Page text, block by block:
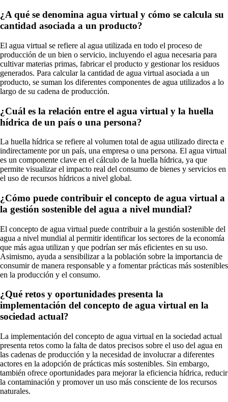
¿A qué se denomina agua virtual y cómo se calcula su
cantidad asociada a un producto?
El agua virtual se refiere al agua utilizada en todo el proceso de
producción de un bien o servicio, incluyendo el agua necesaria para
cultivar materias primas, fabricar el producto y gestionar los residuos
generados. Para calcular la cantidad de agua virtual asociada a un
producto, se suman los diferentes componentes de agua utilizados a lo
largo de su cadena de producción.
¿Cuál es la relación entre el agua virtual y la huella
hídrica de un país o una persona?
La huella hídrica se refiere al volumen total de agua utilizado directa e
indirectamente por un país, una empresa o una persona. El agua virtual
es un componente clave en el cálculo de la huella hídrica, ya que
permite visualizar el impacto real del consumo de bienes y servicios en
el uso de recursos hídricos a nivel global.
¿Cómo puede contribuir el concepto de agua virtual a
la gestión sostenible del agua a nivel mundial?
El concepto de agua virtual puede contribuir a la gestión sostenible del
agua a nivel mundial al permitir identificar los sectores de la economía
que más agua utilizan y que podrían ser más eficientes en su uso.
Asimismo, ayuda a sensibilizar a la población sobre la importancia de
consumir de manera responsable y a fomentar prácticas más sostenibles
en la producción y el consumo.
¿Qué retos y oportunidades presenta la
implementación del concepto de agua virtual en la
sociedad actual?
La implementación del concepto de agua virtual en la sociedad actual
presenta retos como la falta de datos precisos sobre el uso del agua en
las cadenas de producción y la necesidad de involucrar a diferentes
actores en la adopción de prácticas más sostenibles. Sin embargo,
también ofrece oportunidades para mejorar la eficiencia hídrica, reducir
la contaminación y promover un uso más consciente de los recursos
naturales.